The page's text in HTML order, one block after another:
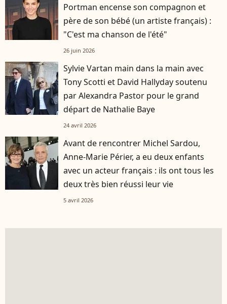
Portman encense son compagnon et
père de son bébé (un artiste français) :
"C'est ma chanson de l'été"
26 juin 2026
Sylvie Vartan main dans la main avec
Tony Scotti et David Hallyday soutenu
par Alexandra Pastor pour le grand
départ de Nathalie Baye
24 avril 2026
Avant de rencontrer Michel Sardou,
Anne-Marie Périer, a eu deux enfants
avec un acteur français : ils ont tous les
deux très bien réussi leur vie
5 avril 2026